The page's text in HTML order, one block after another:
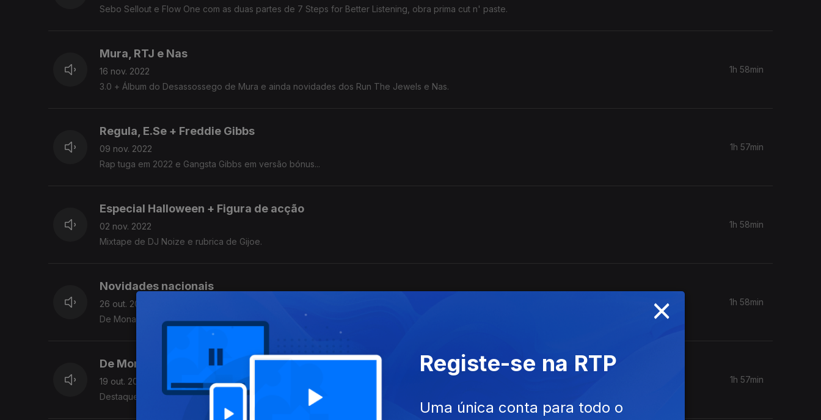
Sebo Sellout e Flow One com as duas partes de 7 Steps for Better Listening, obra prima cut n' paste.
Mura, RTJ e Nas
16 nov. 2022
3.0 + Álbum do Desassossego de Mura e ainda novidades dos Run The Jewels e Nas.
1h 58min
Regula, E.Se + Freddie Gibbs
09 nov. 2022
Rap tuga em 2022 e Gangsta Gibbs em versão bónus...
1h 57min
Especial Halloween + Figura de acção
02 nov. 2022
Mixtape de DJ Noize e rubrica de Gijoe.
1h 58min
Novidades nacionais
26 out. 2022
De Mona Linda a Mura, de Alma Ata a DJ Player.
1h 58min
De Mona Linda a DJ Player
19 out. 2022
Destaques a movos lançamentos vindos do Norte. Inclui DJ set exclusivo de DJ Player.
1h 57min
×
Registe-se na RTP
Uma única conta para todo o